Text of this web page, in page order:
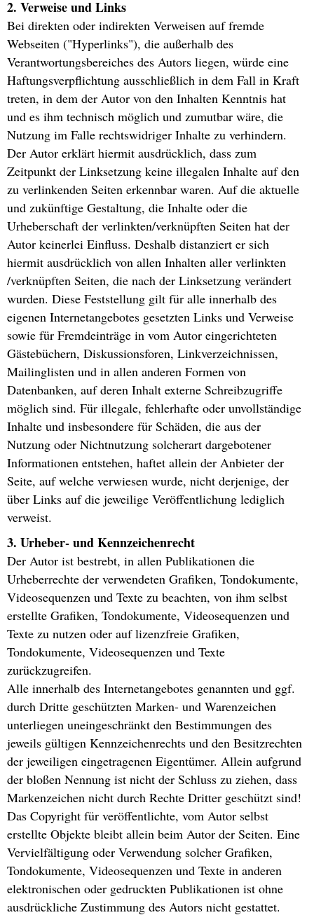
2. Verweise und Links
Bei direkten oder indirekten Verweisen auf fremde
Webseiten ("Hyperlinks"), die außerhalb des
Verantwortungsbereiches des Autors liegen, würde eine
Haftungsverpflichtung ausschließlich in dem Fall in Kraft
treten, in dem der Autor von den Inhalten Kenntnis hat
und es ihm technisch möglich und zumutbar wäre, die
Nutzung im Falle rechtswidriger Inhalte zu verhindern.
Der Autor erklärt hiermit ausdrücklich, dass zum
Zeitpunkt der Linksetzung keine illegalen Inhalte auf den
zu verlinkenden Seiten erkennbar waren. Auf die aktuelle
und zukünftige Gestaltung, die Inhalte oder die
Urheberschaft der verlinkten/verknüpften Seiten hat der
Autor keinerlei Einfluss. Deshalb distanziert er sich
hiermit ausdrücklich von allen Inhalten aller verlinkten
/verknüpften Seiten, die nach der Linksetzung verändert
wurden. Diese Feststellung gilt für alle innerhalb des
eigenen Internetangebotes gesetzten Links und Verweise
sowie für Fremdeinträge in vom Autor eingerichteten
Gästebüchern, Diskussionsforen, Linkverzeichnissen,
Mailinglisten und in allen anderen Formen von
Datenbanken, auf deren Inhalt externe Schreibzugriffe
möglich sind. Für illegale, fehlerhafte oder unvollständige
Inhalte und insbesondere für Schäden, die aus der
Nutzung oder Nichtnutzung solcherart dargebotener
Informationen entstehen, haftet allein der Anbieter der
Seite, auf welche verwiesen wurde, nicht derjenige, der
über Links auf die jeweilige Veröffentlichung lediglich
verweist.
3. Urheber- und Kennzeichenrecht
Der Autor ist bestrebt, in allen Publikationen die
Urheberrechte der verwendeten Grafiken, Tondokumente,
Videosequenzen und Texte zu beachten, von ihm selbst
erstellte Grafiken, Tondokumente, Videosequenzen und
Texte zu nutzen oder auf lizenzfreie Grafiken,
Tondokumente, Videosequenzen und Texte
zurückzugreifen.
Alle innerhalb des Internetangebotes genannten und ggf.
durch Dritte geschützten Marken- und Warenzeichen
unterliegen uneingeschränkt den Bestimmungen des
jeweils gültigen Kennzeichenrechts und den Besitzrechten
der jeweiligen eingetragenen Eigentümer. Allein aufgrund
der bloßen Nennung ist nicht der Schluss zu ziehen, dass
Markenzeichen nicht durch Rechte Dritter geschützt sind!
Das Copyright für veröffentlichte, vom Autor selbst
erstellte Objekte bleibt allein beim Autor der Seiten. Eine
Vervielfältigung oder Verwendung solcher Grafiken,
Tondokumente, Videosequenzen und Texte in anderen
elektronischen oder gedruckten Publikationen ist ohne
ausdrückliche Zustimmung des Autors nicht gestattet.